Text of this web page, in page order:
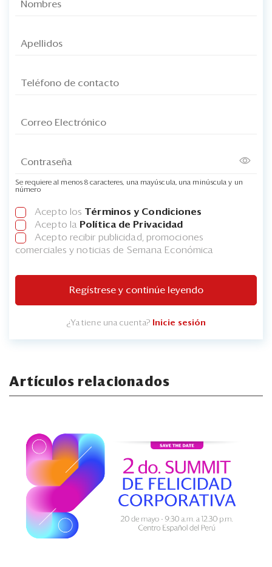
Se requiere al menos 8 caracteres, una mayúscula, una minúscula y un
número
Acepto los Términos y Condiciones
Acepto la Política de Privacidad
Acepto recibir publicidad, promociones
comerciales y noticias de Semana Económica
Regístrese y continúe leyendo
¿Ya tiene una cuenta? Inicie sesión
Artículos relacionados